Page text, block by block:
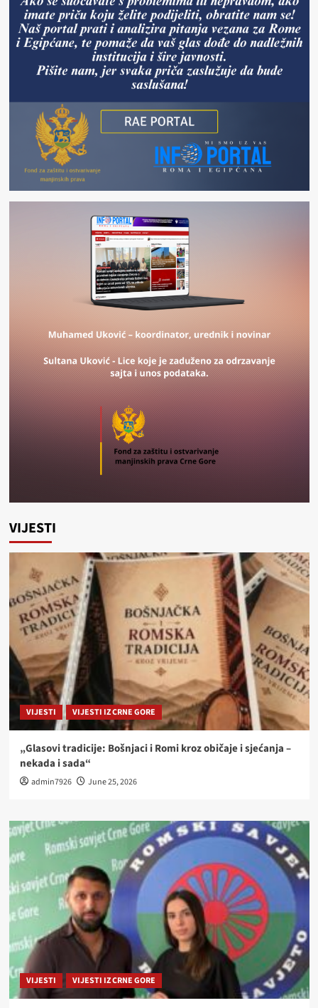
VIJESTI
VIJESTI VIJESTI IZ CRNE GORE
„Glasovi tradicije: Bošnjaci i Romi kroz običaje i sjećanja –
nekada i sada“
admin7926 June 25, 2026
VIJESTI VIJESTI IZ CRNE GORE